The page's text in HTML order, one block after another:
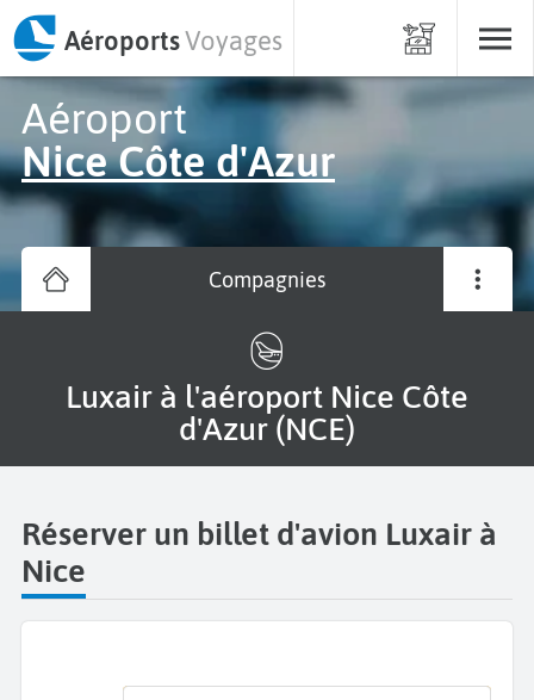
AéroportsVoyages
Aéroport
Nice Côte d'Azur
Compagnies
Luxair à l'aéroport Nice Côte
d'Azur (NCE)
Réserver un billet d'avion Luxair à
Nice